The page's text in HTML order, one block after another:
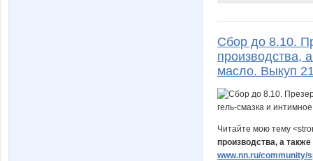
Сбор до 8.10.
производства,
масло. Выкуп
Читайте мою тему
производства, а
www.nn.ru/community/